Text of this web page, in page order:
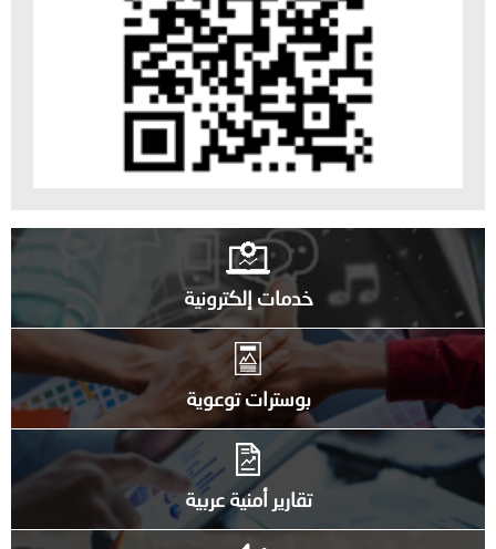
خدمات إلكترونية
بوسترات توعوية
تقارير أمنية عربية